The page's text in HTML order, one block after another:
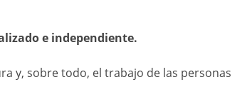
e independiente.
y, sobre todo, el trabajo de las personas